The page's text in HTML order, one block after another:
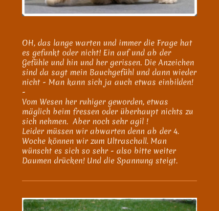
OH, das lange warten und immer die Frage hat
es gefunkt oder nicht! Ein auf und ab der
Gefühle und hin und her gerissen. Die Anzeichen
sind da sagt mein Bauchgefühl und dann wieder
nicht - Man kann sich ja auch etwas einbilden!
-
Vom Wesen her ruhiger geworden, etwas
mäglich beim fressen oder überhaupt nichts zu
sich nehmen. Aber noch sehr agil !
Leider müssen wir abwarten denn ab der 4.
Woche können wir zum Ultraschall. Man
wünscht es sich so sehr - also bitte weiter
Daumen drücken! Und die Spannung steigt.